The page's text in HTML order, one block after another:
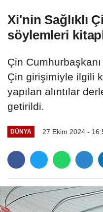
Xi'nin Sağlıklı
söylemleri
Çin Cumhurbaşkanı
Çin girişimiyle ilgili
yapılan alıntılar
getirildi.
DÜNYA 27 Ekim 2024 -